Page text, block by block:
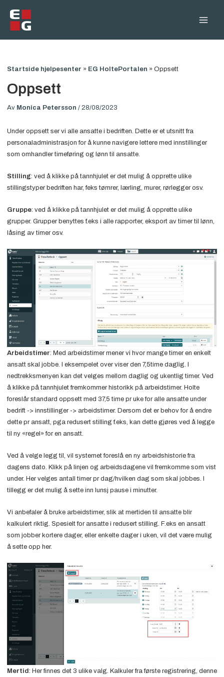
rett
innholdet
Startside hjelpesenter » EG HoltePortalen » Oppsett
Oppsett
Av Monica Petersson / 28/08/2023
Under oppsett ser vi alle ansatte i bedriften. Dette er et utsnitt fra
personaladministrasjon for å kunne navigere lettere med innstillinger
som omhandler timeføring og lønn til ansatte.
Stilling: ved å klikke på tannhjulet er det mulig å opprette ulike
stillingstyper bedriften har, feks tømrer, lærling, murer, rørlegger osv.
Gruppe: ved å klikke på tannhjulet er det mulig å opprette ulike
grupper. Grupper benyttes f.eks i alle rapporter, eksport av timer til lønn,
låsing av timer osv.
Arbeidstimer: Med arbeidstimer mener vi hvor mange timer en enkelt
ansatt skal jobbe. I eksempelet over viser den 7,5time daglig. I
nedtrekksmenyen kan det velges mellom daglig og ukentlig timer. Ved
å klikke på tannhjulet fremkommer historikk på arbeidstimer. Holte
foreslår standard oppsett med 37,5 time pr uke for alle ansatte under
bedrift -> innstillinger -> arbeidstimer. Dersom det er behov for å endre
dette pr ansatt, pga redusert stilling f.eks, kan dette gjøres ved å legge
til ny «regel» for en ansatt.
Ved å velge legg til, vil systemet foreslå en ny arbeidshistorie fra
dagens dato. Klikk på linjen og arbeidsdagene vil fremkomme som vist
under. Her velges antall timer pr dag/hvilken dag som skal jobbes. I
tillegg er det mulig å sette inn lunsj pause i minutter.
Vi anbefaler å bruke arbeidstimer, slik at mertiden til ansatte blir
kalkulert riktig. Spesielt for ansatte i redusert stilling. F.eks en ansatt
som jobber kortere dager, eller enkelte dager i uken, vil det være mulig
å sette opp her.
Mertid: Her finnes det 3 ulike valg. Kalkuler fra første registrering, denne